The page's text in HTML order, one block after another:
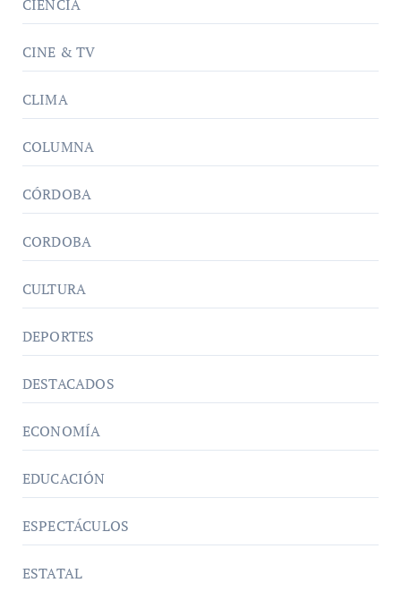
CIENCIA
CINE & TV
CLIMA
COLUMNA
CÓRDOBA
CORDOBA
CULTURA
DEPORTES
DESTACADOS
ECONOMÍA
EDUCACIÓN
ESPECTÁCULOS
ESTATAL